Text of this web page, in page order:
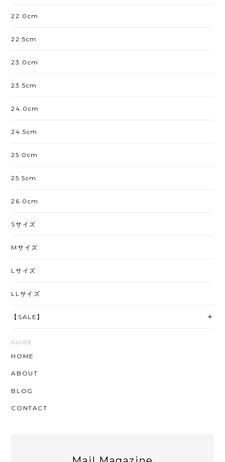
22.0cm
22.5cm
23.0cm
23.5cm
24.0cm
24.5cm
25.0cm
25.5cm
26.0cm
Sサイズ
Mサイズ
Lサイズ
LLサイズ
【SALE】
GUIDE
HOME
ABOUT
BLOG
CONTACT